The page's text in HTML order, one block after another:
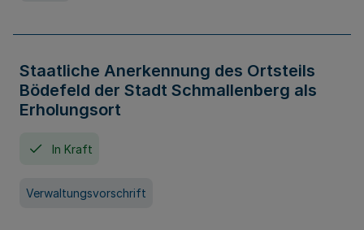
Staatliche Anerkennung des Ortsteils
Bödefeld der Stadt Schmallenberg als
Erholungsort
In Kraft
Verwaltungsvorschrift